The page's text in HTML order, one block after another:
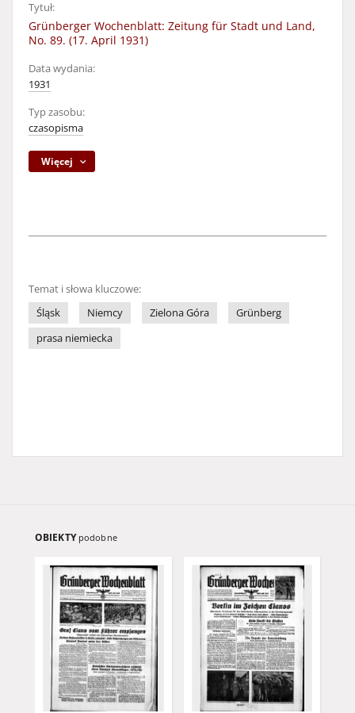
Tytuł:
Grünberger Wochenblatt: Zeitung für Stadt und Land,
No. 89. (17. April 1931)
Data wydania:
1931
Typ zasobu:
czasopisma
Więcej
Temat i słowa kluczowe:
Śląsk
Niemcy Zielona Góra
Grünberg
prasa niemiecka
OBIEKTY podobne